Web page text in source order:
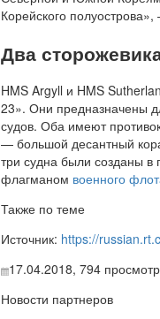
Корейского
Два
HMS Argyll и HMS
23». Они предназначены
судов. Оба имеют
— большой десантный
три судна были созданы
флагманом военного
Также по теме
Источник: https://
17.04.2018, 794
Новости партнеров